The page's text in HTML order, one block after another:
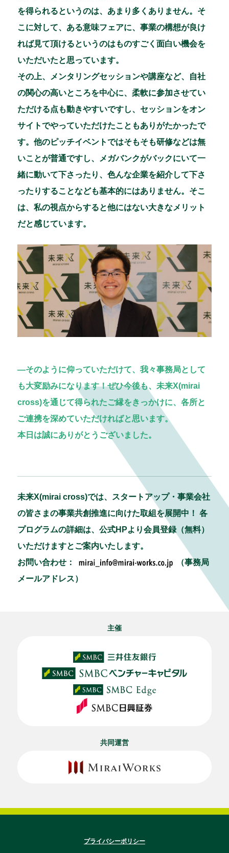
を得られるというのは、あまり多くありません。そ
こに対して、ある意味フェアに、事業の構想が良け
れば見て頂けるというのはものすごく面白い機会を
いただいたと思っています。
その上、メンタリングセッションや講座など、自社
の関心の高いところを中心に、柔軟に参加させてい
ただける点も動きやすいですし、セッションをオン
サイトでやっていただけたこともありがたかったで
す。他のピッチイベントではそもそも研修などは無
いことが普通ですし、メガバンクがバックにいて一
緒に動いて下さったり、色んな企業を紹介して下さ
ったりすることなども基本的にはありません。そこ
は、私の視点からすると他にはない大きなメリット
だと感じています。
―そのように仰っていただけて、我々事務局として
も大変励みになります！ぜひ今後も、未来X(mirai
cross)を通じて得られたご縁をきっかけに、各所と
ご連携を深めていただければと思います。
本日は誠にありがとうございました。
未来X(mirai cross)では、スタートアップ・事業会社
の皆さまの事業共創推進に向けた取組を展開中！ 各
プログラムの詳細は、公式HPより会員登録（無料）
いただけますとご案内いたします。
お問い合わせ：
（事務局
メールアドレス）
主催
共同運営
プライバシーポリシー